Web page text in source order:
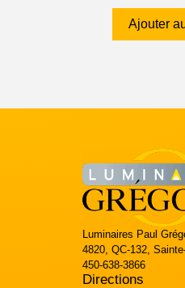
Ajouter
Luminaires Paul
4820, QC-132,
450-638-3866
Directions